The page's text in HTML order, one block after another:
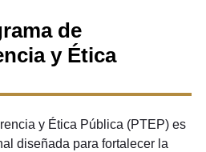
de
y Ética
y Ética Pública (PTEP) es
diseñada para fortalecer la